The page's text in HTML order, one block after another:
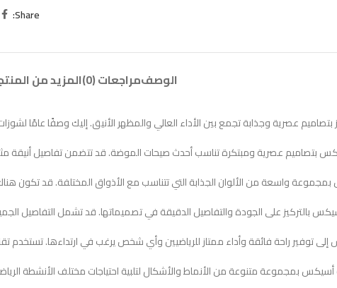
Share:
الوصفمراجعات (0) المزيد من
عصرية وجذابة تجمع بين الأداء العالي والمظهر الأنيق. إليك وصفًا عامًا